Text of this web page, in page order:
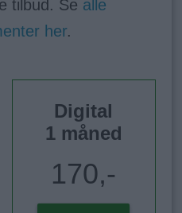
tilbud. Se alle
her.
Digital
1 måned
170,-